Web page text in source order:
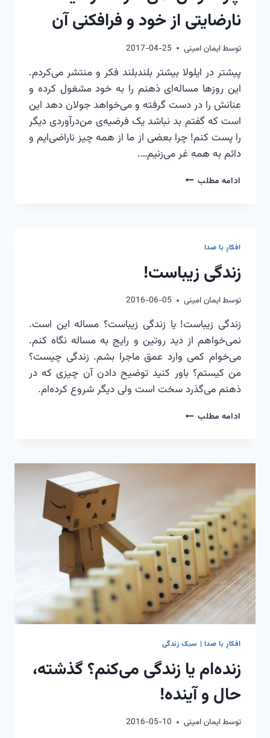
نارضایتی از خود و فرافکنی آن
توسطایمان امینی 2017-04-25
پیشتر در ایلولا بیشتر بلندبلند فکر و منتشر می‌کردم.
این روزها مساله‌ای ذهنم را به خود مشغول کرده و
عنانش را در دست گرفته و می‌خواهد جولان دهد این
است که گفتم بد نباشد یک فرضیه‌ی من‌درآوردی دیگر
را پست کنم! چرا بعضی از ما از همه چیز ناراضی‌ایم و
دائم به همه غر می‌زنیم….
ادامه مطلبچرا
و
فرافکنی
افکارِ با صدا
زندگی زیباست!
توسطایمان امینی 2016-06-05
زندگی زیباست! یا زندگی زیباست؟ مساله این است.
نمی‌خواهم از دید روتین و رایج به مساله نگاه کنم.
می‌خوام کمی وارد عمق ماجرا بشم. زندگی چیست؟
من کیستم؟ باور کنید توضیح دادن آن چیزی که در
ذهنم می‌گذرد سخت است ولی دیگر شروع کرده‌ام.
ادامه مطلبزندگی
افکارِ با صدا | سبک زندگی
زنده‌ام یا زندگی می‌کنم؟ گذشته،
حال و آینده!
توسطایمان امینی 2016-05-10